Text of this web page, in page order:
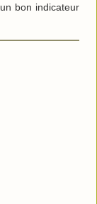
bon indicateur